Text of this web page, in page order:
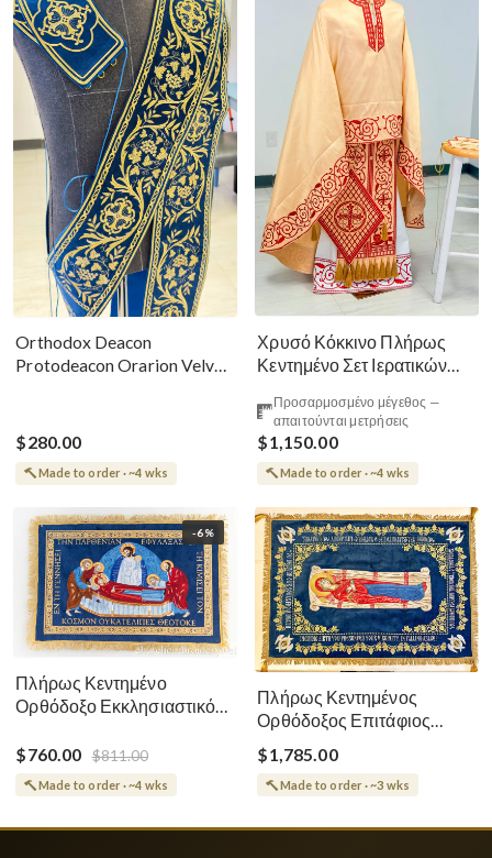
Orthodox Deacon
Protodeacon Orarion Velvet
$280.00
Made to order · ~4 wks
Χρυσό Κόκκινο Πλήρως
Κεντημένο Σετ Ιερατικών
Προσαρμοσμένο μέγεθος —
απαιτούνται μετρήσεις
$1,150.00
Made to order · ~4 wks
-6%
Πλήρως Κεντημένο
Ορθόδοξο Εκκλησιαστικό
Θεοτόκου
$760.00 $811.00
Made to order · ~4 wks
Πλήρως Κεντημένος
Ορθόδοξος Επιτάφιος
Κοίμησης
$1,785.00
Made to order · ~3 wks